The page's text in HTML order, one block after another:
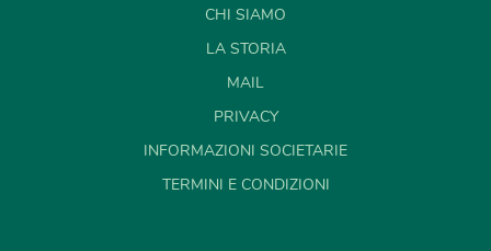
CHI SIAMO
LA STORIA
MAIL
PRIVACY
INFORMAZIONI SOCIETARIE
TERMINI E CONDIZIONI